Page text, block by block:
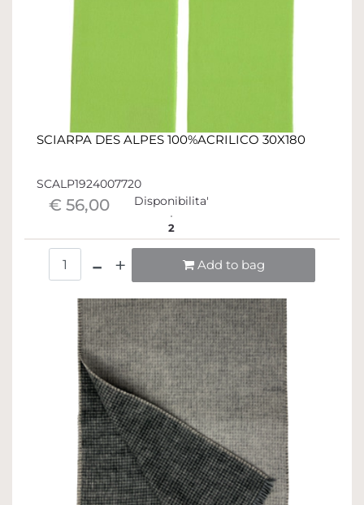
SCIARPA DES ALPES 100%ACRILICO 30X180
SCALP1924007720
€ 56,00 Disponibilita'
2
Add to bag